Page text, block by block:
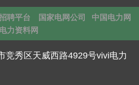
聘平台 国家电网公司
中国电力网
力资料网
竞秀区天威西路4929号vivi电力